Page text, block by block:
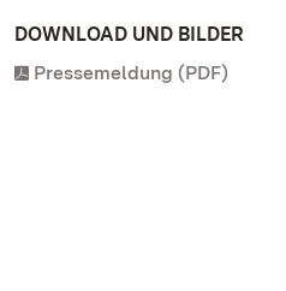
DOWNLOAD UND BILDER
Pressemeldung (PDF)